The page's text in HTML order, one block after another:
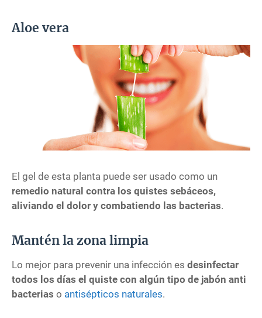
Aloe vera
El gel de esta planta puede ser usado como un
remedio natural contra los quistes sebáceos,
aliviando el dolor y combatiendo las bacterias.
Mantén la zona limpia
Lo mejor para prevenir una infección es desinfectar
todos los días el quiste con algún tipo de jabón anti
bacterias o antisépticos naturales.